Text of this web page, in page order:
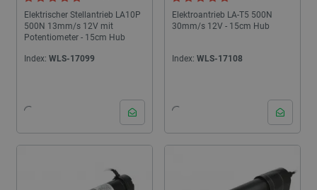
Elektrischer Stellantrieb LA10P
500N 13mm/s 12V mit
Potentiometer - 15cm Hub
Index: WLS-17099
Elektroantrieb LA-T5 500N
30mm/s 12V - 15cm Hub
Index: WLS-17108